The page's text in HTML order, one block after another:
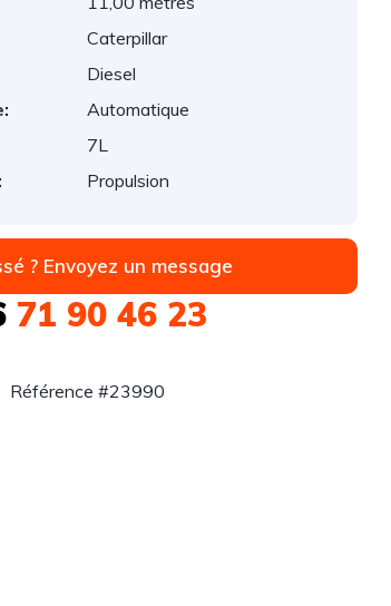
Caterpillar
Diesel
Automatique
7L
Propulsion
? Envoyez un message
71 90 46 23
Référence #23990